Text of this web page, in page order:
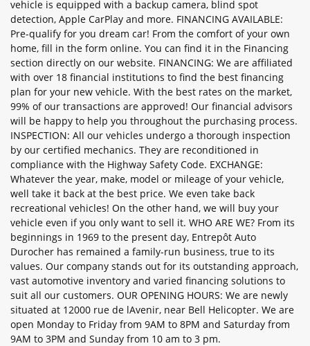
vehicle is equipped with a backup camera, blind spot
detection, Apple CarPlay and more. FINANCING AVAILABLE:
Pre-qualify for you dream car! From the comfort of your own
home, fill in the form online. You can find it in the Financing
section directly on our website. FINANCING: We are affiliated
with over 18 financial institutions to find the best financing
plan for your new vehicle. With the best rates on the market,
99% of our transactions are approved! Our financial advisors
will be happy to help you throughout the purchasing process.
INSPECTION: All our vehicles undergo a thorough inspection
by our certified mechanics. They are reconditioned in
compliance with the Highway Safety Code. EXCHANGE:
Whatever the year, make, model or mileage of your vehicle,
well take it back at the best price. We even take back
recreational vehicles! On the other hand, we will buy your
vehicle even if you only want to sell it. WHO ARE WE? From its
beginnings in 1969 to the present day, Entrepôt Auto
Durocher has remained a family-run business, true to its
values. Our company stands out for its outstanding approach,
vast automotive inventory and varied financing solutions to
suit all our customers. OUR OPENING HOURS: We are newly
situated at 12000 rue de lAvenir, near Bell Helicopter. We are
open Monday to Friday from 9AM to 8PM and Saturday from
9AM to 3PM and Sunday from 10 am to 3 pm.